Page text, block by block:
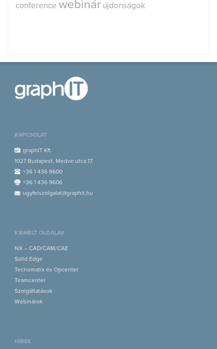
conference webinár újdonságok
KAPCSOLAT
graphIT Kft.
1027 Budapest, Medve utca 17.
+36 1 436 9600
+36 1 436 9606
ugyfelszolgalat@graphit.hu
KIEMELT OLDALAK
NX – CAD/CAM/CAE
Solid Edge
Tecnomatix és Opcenter
Teamcenter
Szolgáltatások
Webinárok
HÍREK